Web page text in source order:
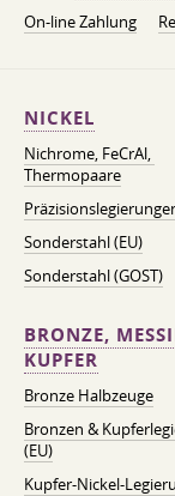
On-line Zahlung
NICKEL
Nichrome, FeСrAl, ​​
Thermopaare
Sonderstahl (EU)
Sonderstahl (GOST)
BRONZE,
KUPFER
Bronze Halbzeuge
Bronzen &
(EU)
Kupfer-Nickel-